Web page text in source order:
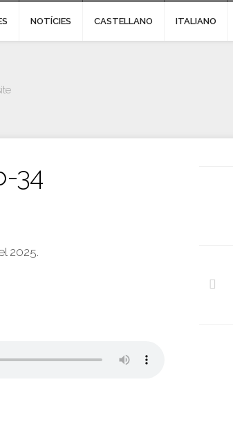
NOTÍCIES CASTELLANO ITALIANO
34
2025.